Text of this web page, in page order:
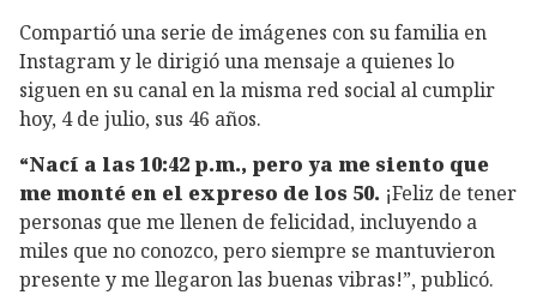
Compartió una serie de imágenes con su familia en
Instagram y le dirigió una mensaje a quienes lo
siguen en su canal en la misma red social al cumplir
hoy, 4 de julio, sus 46 años.
“Nací a las 10:42 p.m., pero ya me siento que
me monté en el expreso de los 50. ¡Feliz de tener
personas que me llenen de felicidad, incluyendo a
miles que no conozco, pero siempre se mantuvieron
presente y me llegaron las buenas vibras!”, publicó.